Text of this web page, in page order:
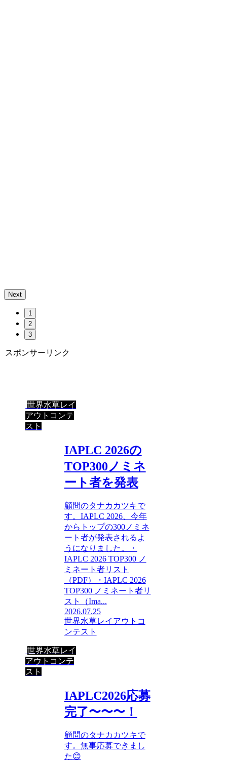
Next
1
2
3
スポンサーリンク
世界水草レイ
アウトコンテ
スト
IAPLC 2026の
TOP300ノミネ
ート者を発表
顧問のタナカカツキで
す。IAPLC 2026、今年
からトップの300ノミネ
ート者が発表されるよ
うになりました。・
IAPLC 2026 TOP300 ノ
ミネート者リスト
（PDF）・IAPLC 2026
TOP300 ノミネート者リ
スト（Ima...
2026.07.25
世界水草レイアウトコ
ンテスト
世界水草レイ
アウトコンテ
スト
IAPLC2026応募
完了〜〜〜！
顧問のタナカカツキで
す。無事応募できまし
た😊